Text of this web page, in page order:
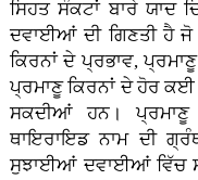
ਸਿਹਤ ਸੰਕਟਾਂ ਬਾਰੇ ਯਾਦ
ਦਵਾਈਆਂ ਦੀ ਗਿਣਤੀ ਹੈ
ਕਿਰਨਾਂ ਦੇ ਪ੍ਰਭਾਵ,
ਪ੍ਰਮਾਣੂ ਕਿਰਨਾਂ ਦੇ ਹੋਰ
ਸਕਦੀਆਂ ਹਨ।
ਥਾਇਰਾਇਡ ਨਾਮ ਦੀ
ਸੁਝਾਈਆਂ ਦਵਾਈਆਂ ਵਿੱਚ